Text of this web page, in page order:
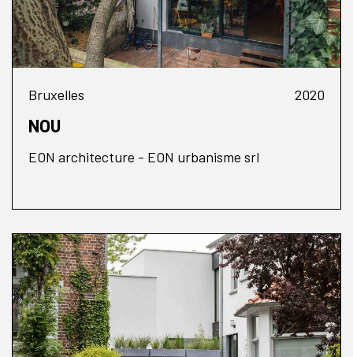
Bruxelles 2020
NOU
EON architecture - EON urbanisme srl